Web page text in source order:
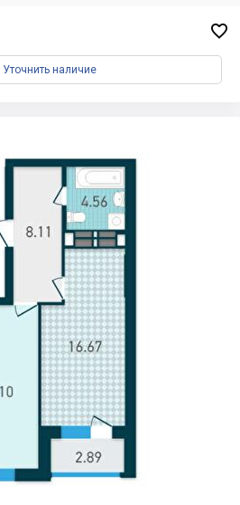

Уточнить наличие